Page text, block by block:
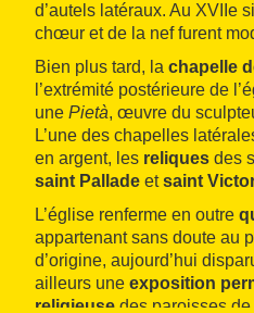
d’autels latéraux. Au XVIIe
chœur et de la nef furent
Bien plus tard, la chapelle
l’extrémité postérieure de
une Pietà, œuvre du
L’une des chapelles
en argent, les reliques des
saint Pallade etsaint
L’église renferme en outre
appartenant sans doute au
d’origine, aujourd’hui
ailleurs une exposition
religieuse des paroisses